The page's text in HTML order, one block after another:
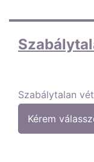
Szabálytalan